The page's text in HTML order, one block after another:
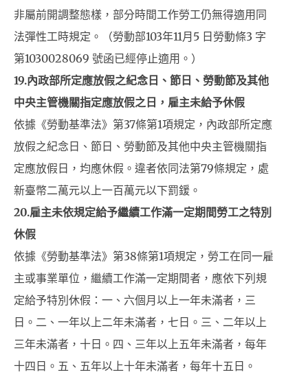
非屬前開調整態樣，部分時間工作勞工仍無得適用同
法彈性工時規定。（勞動部103年11月5 日勞動條3 字
第1030028069 號函已經停止適用。）
19.內政部所定應放假之紀念日、節日、勞動節及其他
中央主管機關指定應放假之日，雇主未給予休假
依據《勞動基準法》第37條第1項規定，內政部所定應
放假之紀念日、節日、勞動節及其他中央主管機關指
定應放假日，均應休假。違者依同法第79條規定，處
新臺幣二萬元以上一百萬元以下罰鍰。
20.雇主未依規定給予繼續工作滿一定期間勞工之特別
休假
依據《勞動基準法》第38條第1項規定，勞工在同一雇
主或事業單位，繼續工作滿一定期間者，應依下列規
定給予特別休假：一、六個月以上一年未滿者，三
日。二、一年以上二年未滿者，七日。三、二年以上
三年未滿者，十日。四、三年以上五年未滿者，每年
十四日。五、五年以上十年未滿者，每年十五日。